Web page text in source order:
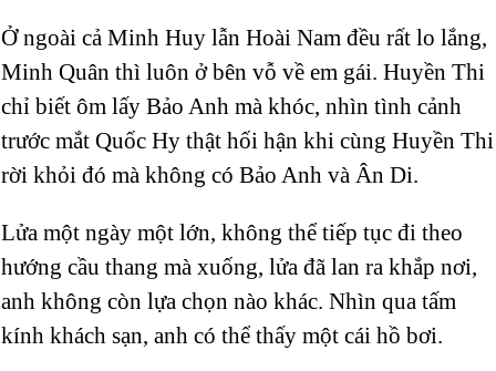
Ở ngoài cả Minh Huy lẫn Hoài Nam đều rất lo lắng,
Minh Quân thì luôn ở bên vỗ về em gái. Huyền Thi
chỉ biết ôm lấy Bảo Anh mà khóc, nhìn tình cảnh
trước mắt Quốc Hy thật hối hận khi cùng Huyền Thi
rời khỏi đó mà không có Bảo Anh và Ân Di.
Lửa một ngày một lớn, không thể tiếp tục đi theo
hướng cầu thang mà xuống, lửa đã lan ra khắp nơi,
anh không còn lựa chọn nào khác. Nhìn qua tấm
kính khách sạn, anh có thể thấy một cái hồ bơi.